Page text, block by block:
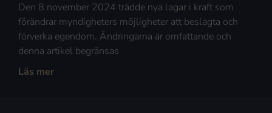
Den 8 november 2024 trädde nya lagar i kraft som
förändrar myndigheters möjligheter att beslagta och
förverka egendom. Ändringarna är omfattande och
denna artikel begränsas
Läs mer